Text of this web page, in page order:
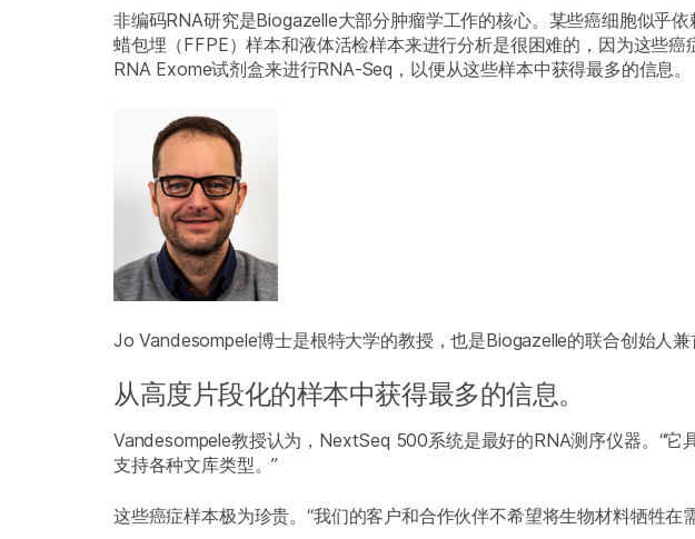
非编码RNA研究是Biogazelle大部分肿瘤学工作的核心。某些癌细胞似乎
蜡包埋（FFPE）样本和液体活检样本来进行分析是很困难的，因为这些
RNA Exome试剂盒来进行RNA-Seq，以便从这些样本中获得最多的信息。
Jo Vandesompele博士是根特大学的教授，也是Biogazelle的联合创始人兼
从高度片段化的样本中获得最多的信息。
Vandesompele教授认为，NextSeq 500系统是最好的RNA测序仪器。“
支持各种文库类型。”
这些癌症样本极为珍贵。“我们的客户和合作伙伴不希望将生物材料牺牲在